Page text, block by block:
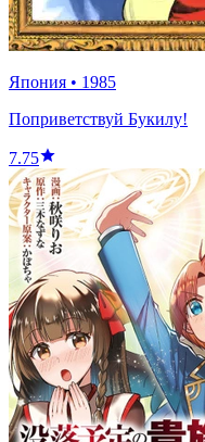
Япония • 1985
Поприветствуй Букилу!
7.75